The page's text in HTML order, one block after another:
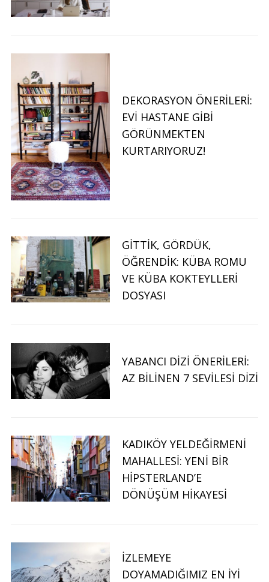
DEKORASYON ÖNERILERI:
EVI HASTANE GIBI
GÖRÜNMEKTEN
KURTARIYORUZ!
GITTIK, GÖRDÜK,
ÖĞRENDIK: KÜBA ROMU
VE KÜBA KOKTEYLLERI
DOSYASI
YABANCI DIZI ÖNERILERI:
AZ BILINEN 7 SEVILESI DIZI
KADIKÖY YELDEĞIRMENI
MAHALLESI: YENI BIR
HIPSTERLAND’E
DÖNÜŞÜM HIKAYESI
İZLEMEYE
DOYAMADIĞIMIZ EN İYI